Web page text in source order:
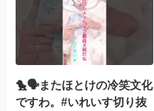
🐤🗣️またほとけの冷笑文化
ですわ。#いれいす切り抜